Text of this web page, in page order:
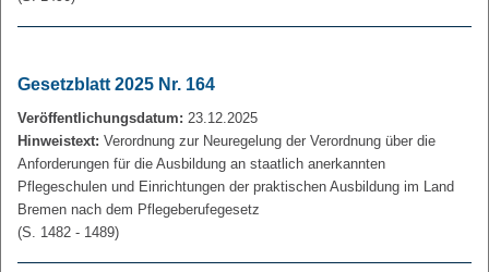
Gesetzblatt 2025 Nr. 164
Veröffentlichungsdatum: 23.12.2025
Hinweistext: Verordnung zur Neuregelung der Verordnung über die
Anforderungen für die Ausbildung an staatlich anerkannten
Pflegeschulen und Einrichtungen der praktischen Ausbildung im Land
Bremen nach dem Pflegeberufegesetz
(S. 1482 - 1489)